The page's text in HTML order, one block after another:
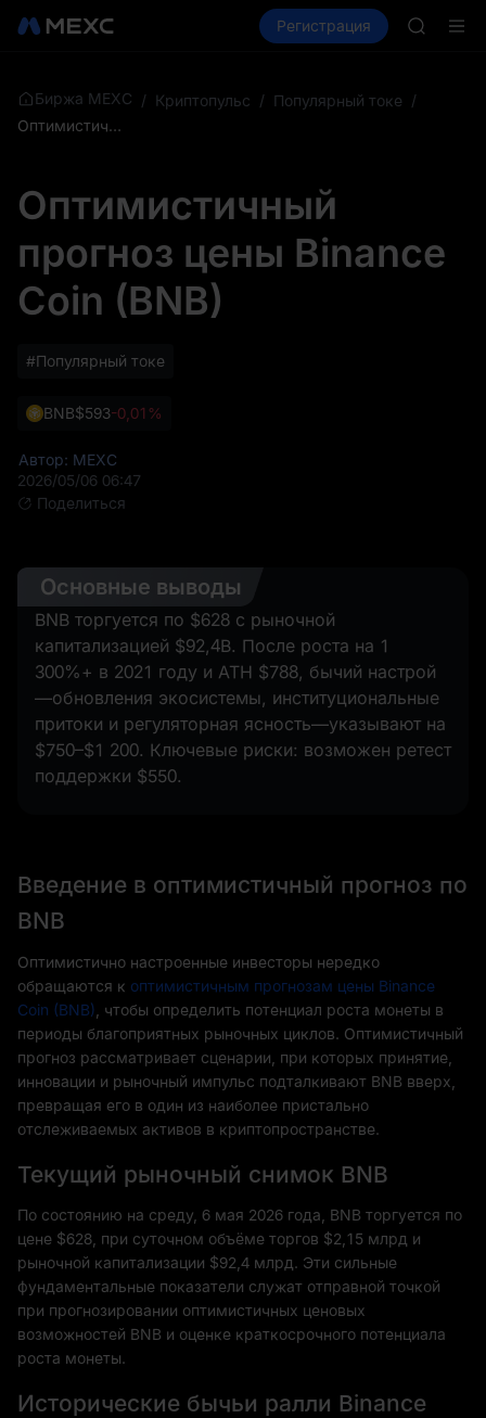
Рынки Спот Фьючерсы
Регистрация
Биржа MEXC / Криптопульс / Популярный токе /
Оптимистичный прогноз цены Binance Coin (BNB)
Оптимистичный
прогноз цены Binance
Coin (BNB)
#Популярный токе
BNB$593-0,01%
Автор: MEXC
2026/05/06 06:47
Поделиться
Основные выводы
BNB торгуется по $628 с рыночной
капитализацией $92,4B. После роста на 1
300%+ в 2021 году и ATH $788, бычий настрой
—обновления экосистемы, институциональные
притоки и регуляторная ясность—указывают на
$750–$1 200. Ключевые риски: возможен ретест
поддержки $550.
Введение в оптимистичный прогноз по
BNB
Оптимистично настроенные инвесторы нередко
обращаются к оптимистичным прогнозам цены Binance
Coin (BNB) , чтобы определить потенциал роста монеты в
периоды благоприятных рыночных циклов. Оптимистичный
прогноз рассматривает сценарии, при которых принятие,
инновации и рыночный импульс подталкивают BNB вверх,
превращая его в один из наиболее пристально
отслеживаемых активов в криптопространстве.
Текущий рыночный снимок BNB
По состоянию на среду, 6 мая 2026 года, BNB торгуется по
цене $628, при суточном объёме торгов $2,15 млрд и
рыночной капитализации $92,4 млрд. Эти сильные
фундаментальные показатели служат отправной точкой
при прогнозировании оптимистичных ценовых
возможностей BNB и оценке краткосрочного потенциала
роста монеты.
Исторические бычьи ралли Binance